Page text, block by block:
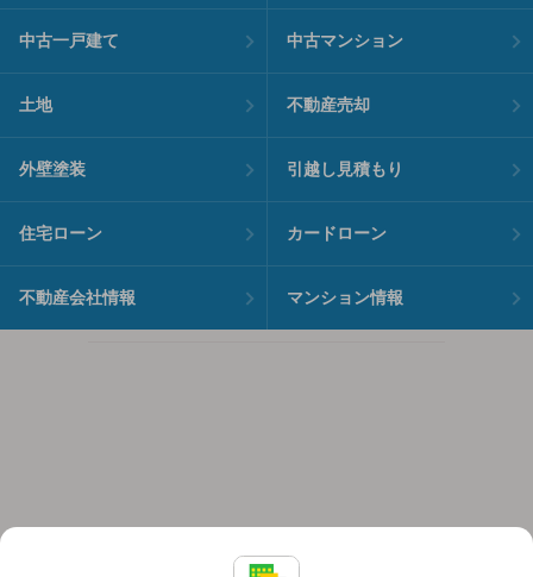
中古一戸建て 中古マンション
土地 不動産売却
外壁塗装 引越し見積もり
住宅ローン カードローン
不動産会社情報 マンション情報